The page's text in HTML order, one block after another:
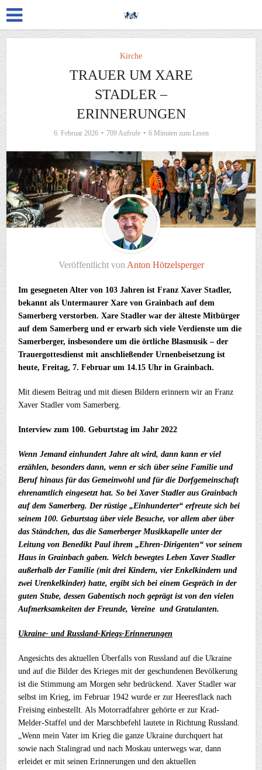
Kirche
TRAUER UM XARE
STADLER –
ERINNERUNGEN
6. Februar 2026 709 Aufrufe 6 Minuten zum Lesen
Veröffentlicht von Anton Hötzelsperger
Im gesegneten Alter von 103 Jahren ist Franz Xaver Stadler,
bekannt als Untermaurer Xare von Grainbach auf dem
Samerberg verstorben. Xare Stadler war der älteste Mitbürger
auf dem Samerberg und er erwarb sich viele Verdienste um die
Samerberger, insbesondere um die örtliche Blasmusik – der
Trauergottesdienst mit anschließender Urnenbeisetzung ist
heute, Freitag, 7. Februar um 14.15 Uhr in Grainbach.
Mit diesem Beitrag und mit diesen Bildern erinnern wir an Franz
Xaver Stadler vom Samerberg.
Interview zum 100. Geburtstag im Jahr 2022
Wenn Jemand einhundert Jahre alt wird, dann kann er viel
erzählen, besonders dann, wenn er sich über seine Familie und
Beruf hinaus für das Gemeinwohl und für die Dorfgemeinschaft
ehrenamtlich eingesetzt hat. So bei Xaver Stadler aus Grainbach
auf dem Samerberg. Der rüstige „Einhunderter“ erfreute sich bei
seinem 100. Geburtstag über viele Besuche, vor allem aber über
das Ständchen, das die Samerberger Musikkapelle unter der
Leitung von Benedikt Paul ihrem „Ehren-Dirigenten“ vor seinem
Haus in Grainbach gaben. Welch bewegtes Leben Xaver Stadler
außerhalb der Familie (mit drei Kindern, vier Enkelkindern und
zwei Urenkelkinder) hatte, ergibt sich bei einem Gespräch in der
guten Stube, dessen Gabentisch noch geprägt ist von den vielen
Aufmerksamkeiten der Freunde, Vereine und Gratulanten.
Ukraine- und Russland-Kriegs-Erinnerungen
Angesichts des aktuellen Überfalls von Russland auf die Ukraine
und auf die Bilder des Krieges mit der geschundenen Bevölkerung
ist die Stimmung am Morgen sehr bedrückend. Xaver Stadler war
selbst im Krieg, im Februar 1942 wurde er zur Heeresflack nach
Freising einbestellt. Als Motorradfahrer gehörte er zur Krad-
Melder-Staffel und der Marschbefehl lautete in Richtung Russland.
„Wenn mein Vater im Krieg die ganze Ukraine durchquert hat
sowie nach Stalingrad und nach Moskau unterwegs war, dann
erleidet er mit seinen Erinnerungen und den aktuellen